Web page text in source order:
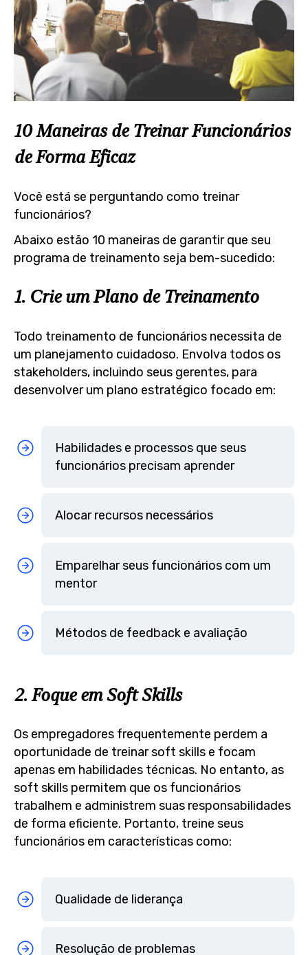
10 Maneiras de Treinar Funcionários
de Forma Eficaz
Você está se perguntando como treinar
funcionários?
Abaixo estão 10 maneiras de garantir que seu
programa de treinamento seja bem-sucedido:
1. Crie um Plano de Treinamento
Todo treinamento de funcionários necessita de
um planejamento cuidadoso. Envolva todos os
stakeholders, incluindo seus gerentes, para
desenvolver um plano estratégico focado em:
Habilidades e processos que seus
funcionários precisam aprender
Alocar recursos necessários
Emparelhar seus funcionários com um
mentor
Métodos de feedback e avaliação
2. Foque em Soft Skills
Os empregadores frequentemente perdem a
oportunidade de treinar soft skills e focam
apenas em habilidades técnicas. No entanto, as
soft skills permitem que os funcionários
trabalhem e administrem suas responsabilidades
de forma eficiente. Portanto, treine seus
funcionários em características como:
Qualidade de liderança
Resolução de problemas